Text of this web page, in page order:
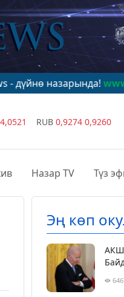
RUB 0,9274 0,9260
Назар TV Түз
Эң көп
АКШ